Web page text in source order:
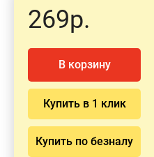
269р.
В корзину
Купить в 1 клик
Купить по безналу